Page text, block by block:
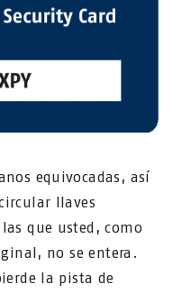
equivocadas, así
llaves
que usted, como
no se entera.
la pista de